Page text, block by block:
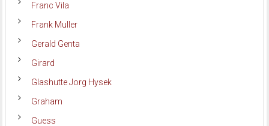
Franc Vila
Frank Muller
Gerald Genta
Girard
Glashutte Jorg Hysek
Graham
Guess